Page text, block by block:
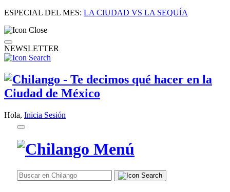
ESPECIAL DEL MES: LA CIUDAD VS LA SEQUÍA
NEWSLETTER
Hola, Inicia Sesión